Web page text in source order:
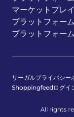
マーケットプレ
プラットフォーム
プラットフォーム
リーガルプライバシー
Shoppingfeedログイ
All rights